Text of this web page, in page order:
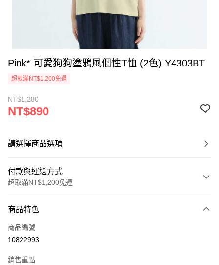
Pink* 可愛狗狗塗鴉風個性T恤 (2色) Y4303BT
超取滿NT$1,200免運
NT$1,280
NT$890
請選擇商品選項
付款與運送方式
超取滿NT$1,200免運
信用卡一次付款
超商取貨付款
商品特色
商品編號
10822993
銷售重點